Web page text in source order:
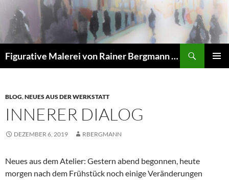
Inhalt
springen
Figurative Malerei von Rainer Bergmann M.A.
BLOG,NEUES AUS DER WERKSTATT
INNERER DIALOG
DEZEMBER 6, 2019 RBERGMANN
Neues aus dem Atelier: Gestern abend begonnen, heute
morgen nach dem Frühstück noch einige Veränderungen